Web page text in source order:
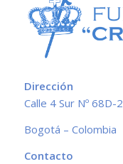
Dirección
Calle 4 Sur Nº
Bogotá – Colombia
Contacto